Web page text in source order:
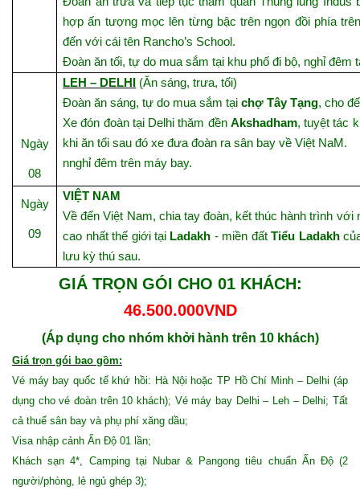
hợp ấn tượng mọc lên từng bậc trên ngọn đồi phía
đến với cái tên Rancho’s School.
Đoàn ăn tối, tự do mua sắm tại khu phố đi bộ, nghỉ đêm
Ngày
08
LEH – DELHI (Ăn sáng, trưa, tối)
Đoàn ăn sáng, tự do mua sắm tạichợ Tây Tạng, cho
Xe đón đoàn tại Delhi thăm đền Akshadham, tuyệt tác
khi ăn tối sau đó xe đưa đoàn ra sân bay về Việt NaM.
nnghỉ đêm trên máy bay.
Ngày
09
VIỆT NAM
Về đến Việt Nam, chia tay đoàn, kết thúc hành trình
cao nhất thế giới tại Ladakh - miền đấtTiểu Ladakh
lưu kỳ thú sau.
GIÁ TRỌN GÓI CHO 01 KHÁCH:
46.500.000VND
(Áp dụng cho nhóm khởi hành trên 10 khách)
Giá trọn gói bao gồm:
Vé máy bay quốc tế khứ hồi: Hà Nội hoặc TP Hồ Chí Minh – Delhi (áp
dụng cho vé đoàn trên 10 khách); Vé máy bay Delhi – Leh – Delhi; Tất
cả thuế sân bay và phụ phí xăng dầu;
Visa nhập cảnh Ấn Độ 01 lần;
Khách sạn 4*, Camping tại Nubar & Pangong tiêu chuẩn Ấn Độ (2
người/phòng, lẻ ngủ ghép 3);